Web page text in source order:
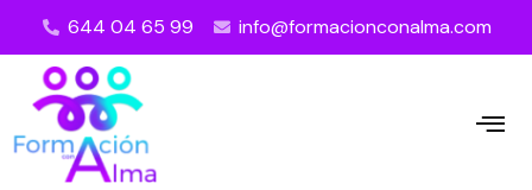
644 04 65 99 info@formacionconalma.com